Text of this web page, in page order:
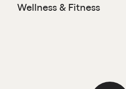
Wellness & Fitness